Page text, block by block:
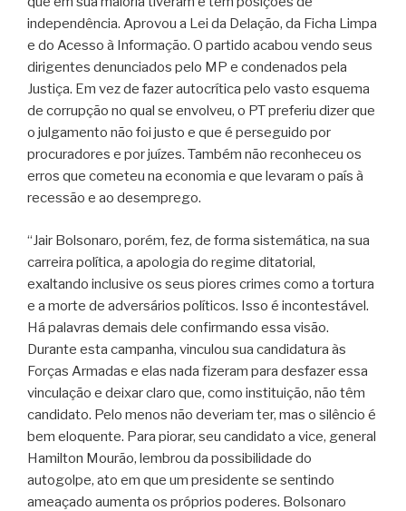
independência. Aprovou a Lei da Delação, da Ficha Limpa
e do Acesso à Informação. O partido acabou vendo seus
dirigentes denunciados pelo MP e condenados pela
Justiça. Em vez de fazer autocrítica pelo vasto esquema
de corrupção no qual se envolveu, o PT preferiu dizer que
o julgamento não foi justo e que é perseguido por
procuradores e por juízes. Também não reconheceu os
erros que cometeu na economia e que levaram o país à
recessão e ao desemprego.
“Jair Bolsonaro, porém, fez, de forma sistemática, na sua
carreira política, a apologia do regime ditatorial,
exaltando inclusive os seus piores crimes como a tortura
e a morte de adversários políticos. Isso é incontestável.
Há palavras demais dele confirmando essa visão.
Durante esta campanha, vinculou sua candidatura às
Forças Armadas e elas nada fizeram para desfazer essa
vinculação e deixar claro que, como instituição, não têm
candidato. Pelo menos não deveriam ter, mas o silêncio é
bem eloquente. Para piorar, seu candidato a vice, general
Hamilton Mourão, lembrou da possibilidade do
autogolpe, ato em que um presidente se sentindo
ameaçado aumenta os próprios poderes. Bolsonaro